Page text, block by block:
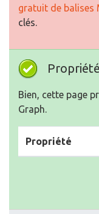
gratuit de balises
clés.
Bien, cette page
Graph.
Propriété